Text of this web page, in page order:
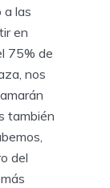
a las
en
75% de
nos
también
del